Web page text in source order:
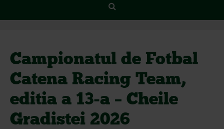
Campionatul de Fotbal
Catena Racing Team,
editia a 13-a – Cheile
Gradistei 2026